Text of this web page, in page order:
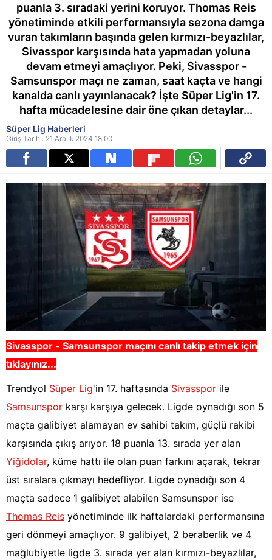
puanla 3. sıradaki yerini koruyor. Thomas Reis
yönetiminde etkili performansıyla sezona damga
vuran takımların başında gelen kırmızı-beyazlılar,
Sivasspor karşısında hata yapmadan yoluna
devam etmeyi amaçlıyor. Peki, Sivasspor -
Samsunspor maçı ne zaman, saat kaçta ve hangi
kanalda canlı yayınlanacak? İşte Süper Lig'in 17.
hafta mücadelesine dair öne çıkan detaylar...
Süper Lig Haberleri
Giriş Tarihi: 21 Aralık 2024 18:00
Sivasspor - Samsunspor maçını canlı takip etmek için
tıklayınız...
Trendyol Süper Lig'in 17. haftasında Sivasspor ile
Samsunspor karşı karşıya gelecek. Ligde oynadığı son 5
maçta galibiyet alamayan ev sahibi takım, güçlü rakibi
karşısında çıkış arıyor. 18 puanla 13. sırada yer alan
Yiğidolar, küme hattı ile olan puan farkını açarak, tekrar
üst sıralara çıkmayı hedefliyor. Ligde oynadığı son 4
maçta sadece 1 galibiyet alabilen Samsunspor ise
Thomas Reis yönetiminde ilk haftalardaki performansına
geri dönmeyi amaçlıyor. 9 galibiyet, 2 beraberlik ve 4
mağlubiyetle ligde 3. sırada yer alan kırmızı-beyazlılar,